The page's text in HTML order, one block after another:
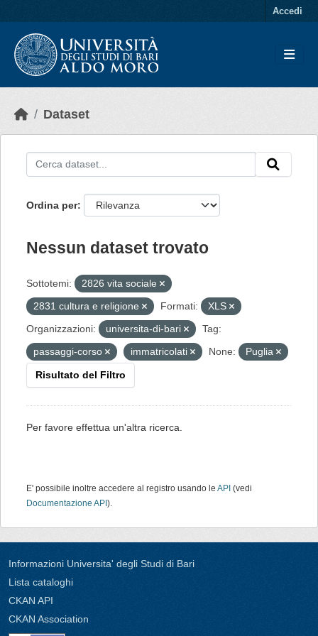
Accedi
Dataset
Ordina per
Nessun dataset trovato
Sottotemi:
2826 vita sociale
2831 cultura e religione
Formati:
XLS
Organizzazioni:
universita-di-bari
Tag:
passaggi-corso
immatricolati None: Puglia
Risultato del Filtro
Per favore effettua un'altra ricerca.
E' possibile inoltre accedere al registro usando le API (vedi
Documentazione API ).
Informazioni Universita' degli Studi di Bari
Lista cataloghi
CKAN API
CKAN Association